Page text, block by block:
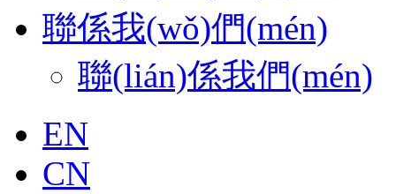
聯係我(wǒ)們(mén)
聯(lián)係我們(mén)
EN
CN